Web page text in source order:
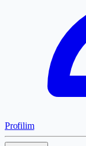
Profilim